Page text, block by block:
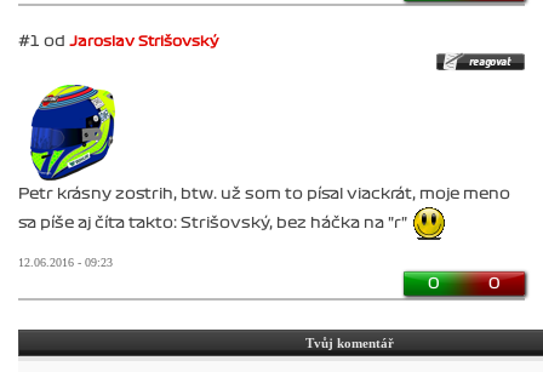
#1 od Jaroslav Strišovský
Petr krásny zostrih, btw. už som to písal viackrát, moje meno
sa píše aj číta takto: Strišovský, bez háčka na "r"
12.06.2016 - 09:23
0 0
Tvůj komentář